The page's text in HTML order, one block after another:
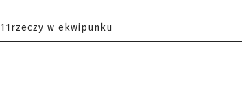
11rzeczy w ekwipunku